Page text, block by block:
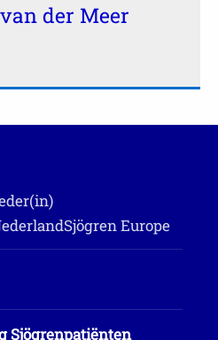
der Meer
Sjögren Europe
Sjögrenpatiënten